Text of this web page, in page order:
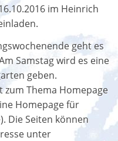
im Heinrich
geht es
Samstag wird es eine
geben.
zum Thema Homepage
Homepage für
Die Seiten können
unter